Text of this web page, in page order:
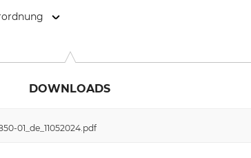
DOWNLOADS
01_de_11052024.pdf